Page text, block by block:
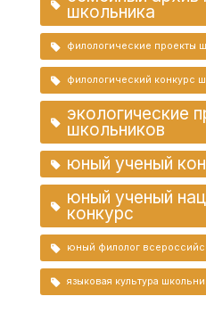
школьника
филологические проекты
филологический конкурс
экологические
школьников
юный ученый
юный ученый
конкурс
юный филолог
языковая культура